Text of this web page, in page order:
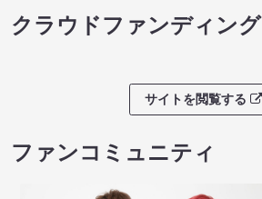
クラウドファンディング
サイトを閲覧する
ファンコミュニティ